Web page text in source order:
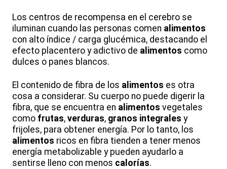
Los centros de recompensa en el cerebro se
iluminan cuando las personas comen alimentos
con alto índice / carga glucémica, destacando el
efecto placentero y adictivo de alimentos como
dulces o panes blancos.
El contenido de fibra de los alimentos es otra
cosa a considerar. Su cuerpo no puede digerir la
fibra, que se encuentra en alimentos vegetales
como frutas, verduras, granos integrales y
frijoles, para obtener energía. Por lo tanto, los
alimentos ricos en fibra tienden a tener menos
energía metabolizable y pueden ayudarlo a
sentirse lleno con menos calorías.